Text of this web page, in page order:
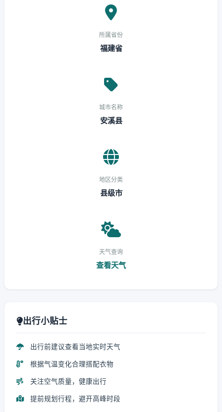
所属省份
福建省
城市名称
安溪县
地区分类
县级市
天气查询
查看天气
出行小贴士
出行前建议查看当地实时天气
根据气温变化合理搭配衣物
关注空气质量，健康出行
提前规划行程，避开高峰时段